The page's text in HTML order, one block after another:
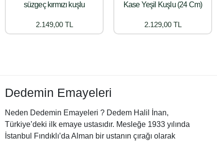
süzgeç kırmızı kuşlu
2.149,00 TL
Kase Yeşil Kuşlu (24 Cm)
2.129,00 TL
Dedemin Emayeleri
Neden Dedemin Emayeleri ? Dedem Halil İnan,
Türkiye’deki ilk emaye ustasıdır. Mesleğe 1933 yılında
İstanbul Fındıklı’da Alman bir ustanın çırağı olarak